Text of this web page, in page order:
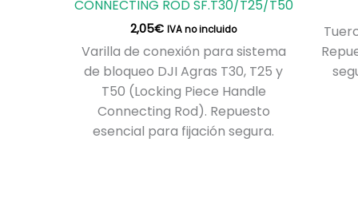
CONNECTING ROD SF.T30/T25/T50
2,05€ IVA no incluido
Varilla de conexión para sistema
de bloqueo DJI Agras T30, T25 y
T50 (Locking Piece Handle
Connecting Rod). Repuesto
esencial para fijación segura.